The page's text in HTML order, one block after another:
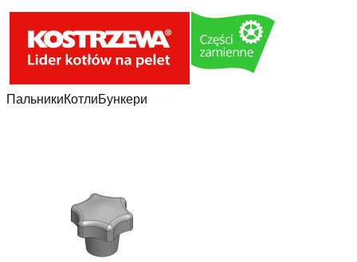
ПальникиКотлиБункери